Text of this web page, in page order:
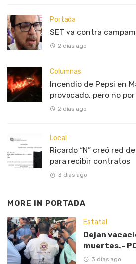
Portada
SET va contra
2 días ago
Columnas
Incendio de Pepsi en
provocado, pero no
2 días ago
Local
Ricardo “N” creó red
para recibir contratos
3 días ago
MORE IN PORTADA
Estatal
Dejan
muertes.-
3 días ago